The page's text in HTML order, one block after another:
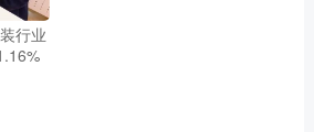
行业